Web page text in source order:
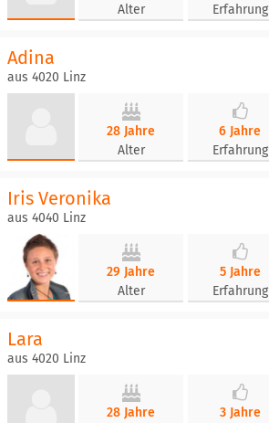
Alter
Erfahrung
Adina
aus 4020 Linz
28 Jahre
Alter
6 Jahre
Erfahrung
Iris Veronika
aus 4040 Linz
29 Jahre
Alter
5 Jahre
Erfahrung
Lara
aus 4020 Linz
28 Jahre
3 Jahre